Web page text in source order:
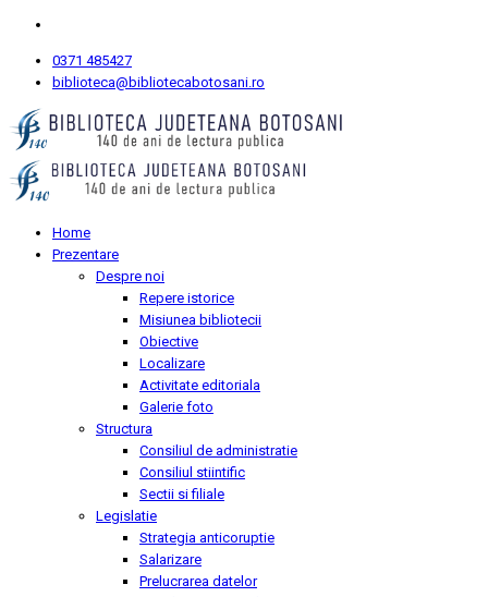
0371 485427
biblioteca@bibliotecabotosani.ro
Home
Prezentare
Despre noi
Repere istorice
Misiunea bibliotecii
Obiective
Localizare
Activitate editoriala
Galerie foto
Structura
Consiliul de administratie
Consiliul stiintific
Sectii si filiale
Legislatie
Strategia anticoruptie
Salarizare
Prelucrarea datelor